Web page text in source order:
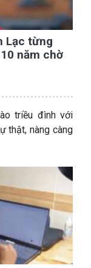
Lạc từng
năm chờ
triều đình với
thật, nàng càng